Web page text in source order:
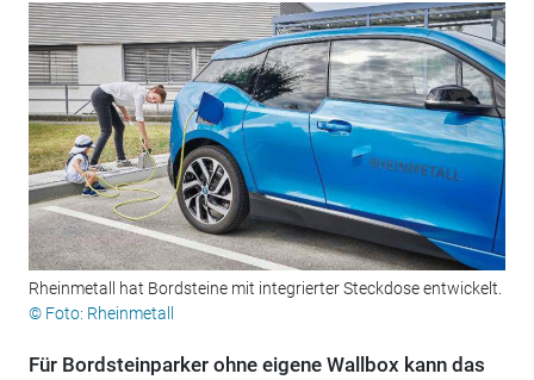
Rheinmetall hat Bordsteine mit integrierter Steckdose entwickelt.
© Foto: Rheinmetall
Für Bordsteinparker ohne eigene Wallbox kann das